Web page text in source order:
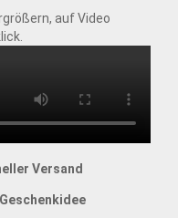
auf Video
Versand